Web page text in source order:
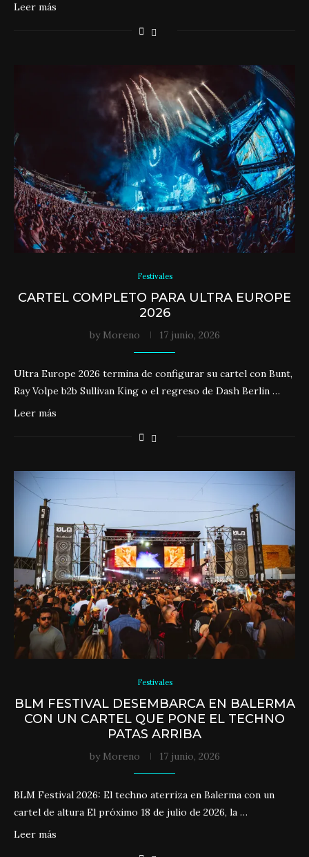
Leer más
Festivales
CARTEL COMPLETO PARA ULTRA EUROPE
2026
by Moreno 17 junio, 2026
Ultra Europe 2026 termina de configurar su cartel con Bunt,
Ray Volpe b2b Sullivan King o el regreso de Dash Berlin …
Leer más
Festivales
BLM FESTIVAL DESEMBARCA EN BALERMA
CON UN CARTEL QUE PONE EL TECHNO
PATAS ARRIBA
by Moreno 17 junio, 2026
BLM Festival 2026: El techno aterriza en Balerma con un
cartel de altura El próximo 18 de julio de 2026, la …
Leer más